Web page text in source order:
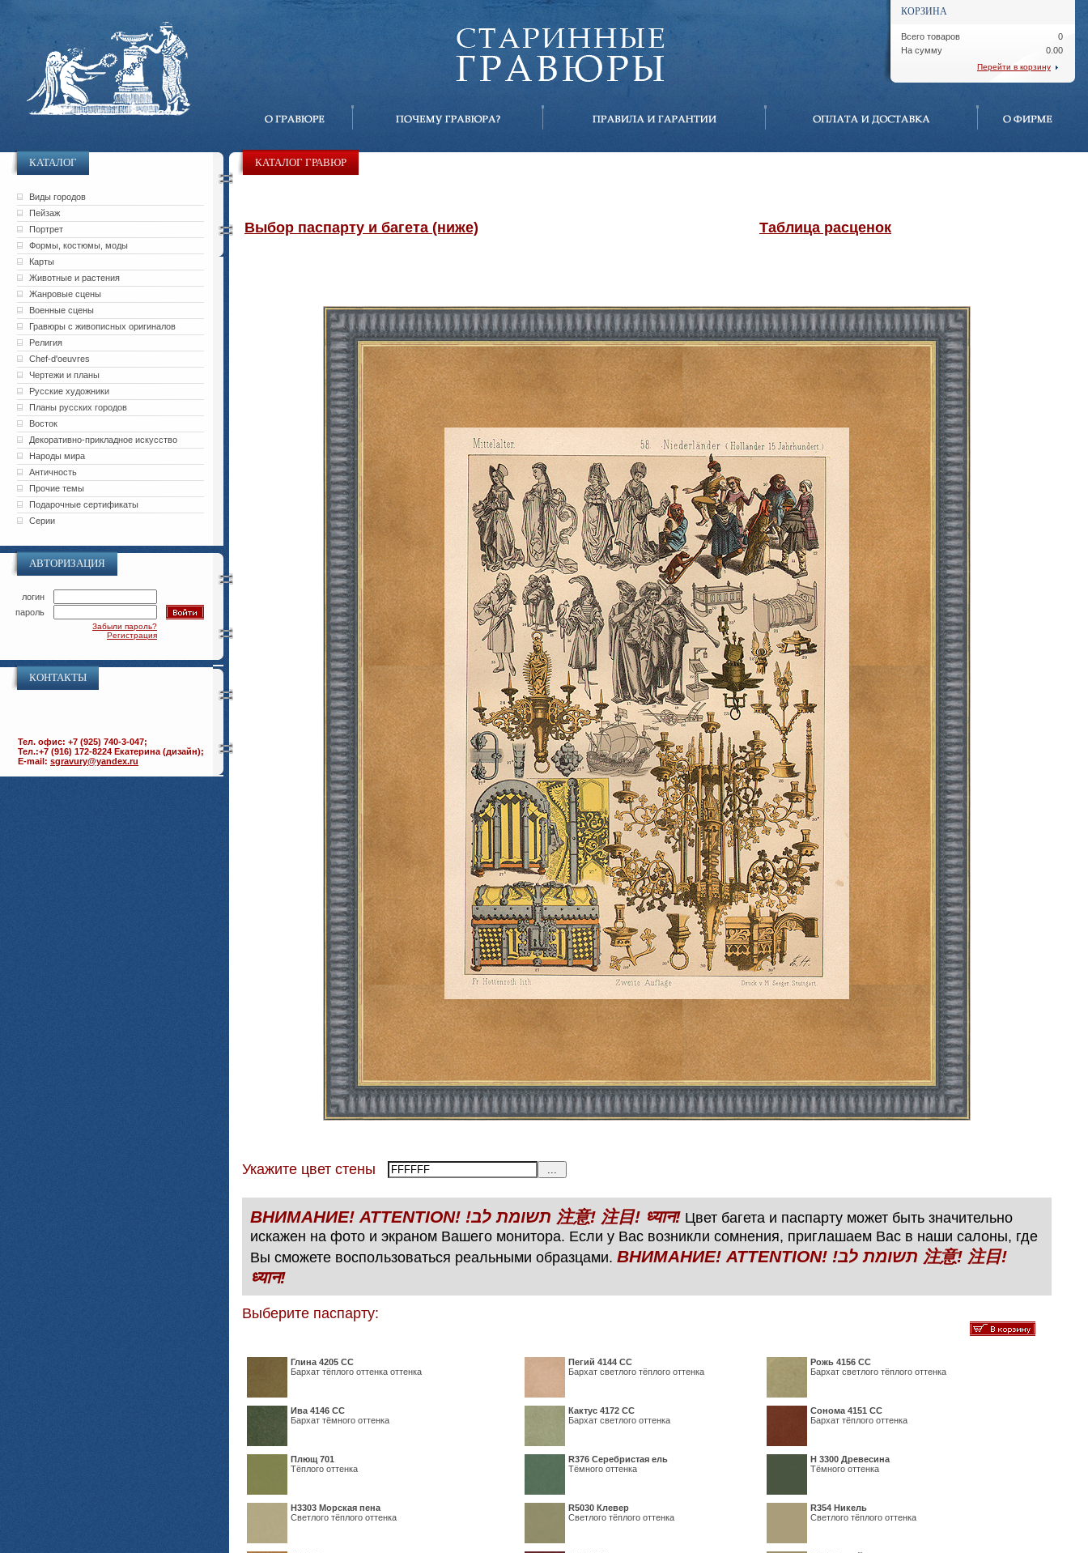
КОРЗИНА
Всего товаров
На сумму
0
0.00
Перейти в корзину
КАТАЛОГ
Виды городов
Пейзаж
Портрет
Формы, костюмы, моды
Карты
Животные и растения
Жанровые сцены
Военные сцены
Гравюры с живописных оригиналов
Религия
Chef-d'oeuvres
Чертежи и планы
Русские художники
Планы русских городов
Восток
Декоративно-прикладное искусство
Народы мира
Античность
Прочие темы
Подарочные сертификаты
Серии
АВТОРИЗАЦИЯ
логин
пароль
Забыли пароль?
Регистрация
КОНТАКТЫ
Тел. офис: +7 (925) 740-3-047;
Тел.:+7 (916) 172-8224 Екатерина (дизайн);
E-mail: sgravury@yandex.ru
КАТАЛОГ ГРАВЮР
Выбор паспарту и багета (ниже) Таблица расценок
Укажите цвет стены
ВНИМАНИЕ! ATTENTION! !תשומת לב 注意! 注目! ध्यान! Цвет багета и паспарту может быть значительно
искажен на фото и экраном Вашего монитора. Если у Вас возникли сомнения, приглашаем Вас в наши салоны, где
Вы сможете воспользоваться реальными образцами. ВНИМАНИЕ! ATTENTION! !תשומת לב 注意! 注目!
ध्यान!
Выберите паспарту:
Глина 4205 СС
Бархат тёплого оттенка оттенка
Пегий 4144 СС
Бархат светлого тёплого оттенка
Рожь 4156 СС
Бархат светлого тёплого оттенка
Ива 4146 СС
Бархат тёмного оттенка
Кактус 4172 СС
Бархат светлого оттенка
Сонома 4151 СС
Бархат тёплого оттенка
Плющ 701
Тёплого оттенка
R376 Серебристая ель
Тёмного оттенка
H 3300 Древесина
Тёмного оттенка
H3303 Морская пена
Светлого тёплого оттенка
R5030 Клевер
Светлого тёплого оттенка
R354 Никель
Светлого тёплого оттенка